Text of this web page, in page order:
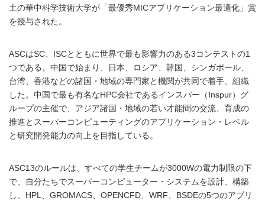
土の華中科学技術大学が「最優秀MICアプリケーション最適化」賞
を授与された。
ASCはSC、ISCとともに世界で最も影響力のある3コンテストの1
つである。中国で始まり、日本、ロシア、韓国、シンガポール、
台湾、香港などの諸国・地域の専門家と機関が共同で着手、組織
した。中国で最も有名なHPC会社であるインスパー（Inspur）グ
ループの主催で、アジア諸国・地域の若い才能間の交流、育成の
推進とスーパーコンピューティングのアプリケーション・レベル
と研究開発能力の向上を目指している。
ASC13のルールは、すべての学生チームが3000Wの電力制限の下
で、自分たちでスーパーコンピューター・システムを設計、構築
し、HPL、GROMACS、OPENCFD、WRF、BSDEの5つのアプリ